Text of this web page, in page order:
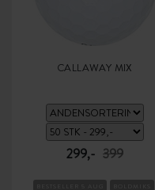
CALLAWAY MIX
299,- 399